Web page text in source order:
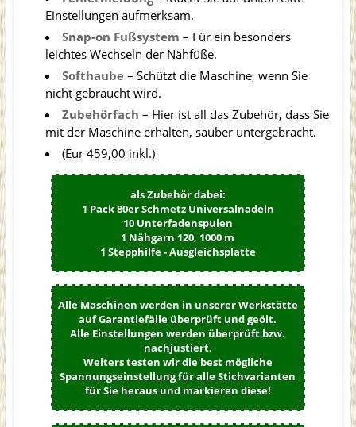
Einstellungen aufmerksam.
Snap-on Fußsystem – Für ein besonders
leichtes Wechseln der Nähfüße.
Softhaube– Schützt die Maschine, wenn Sie
nicht gebraucht wird.
Zubehörfach – Hier ist all das Zubehör, dass Sie
mit der Maschine erhalten, sauber untergebracht.
(Eur 459,00 inkl.)
als Zubehör dabei:
1 Pack 80er Schmetz Universalnadeln
10 Unterfadenspulen
1 Nähgarn 120, 1000 m
1 Stepphilfe - Ausgleichsplatte
Alle Maschinen werden in unserer Werkstätte
auf Garantiefälle überprüft und geölt.
Alle Einstellungen werden überprüft bzw.
nachjustiert.
Weiters testen wir die best mögliche
Spannungseinstellung für alle Stichvarianten
für Sie heraus und markieren diese!